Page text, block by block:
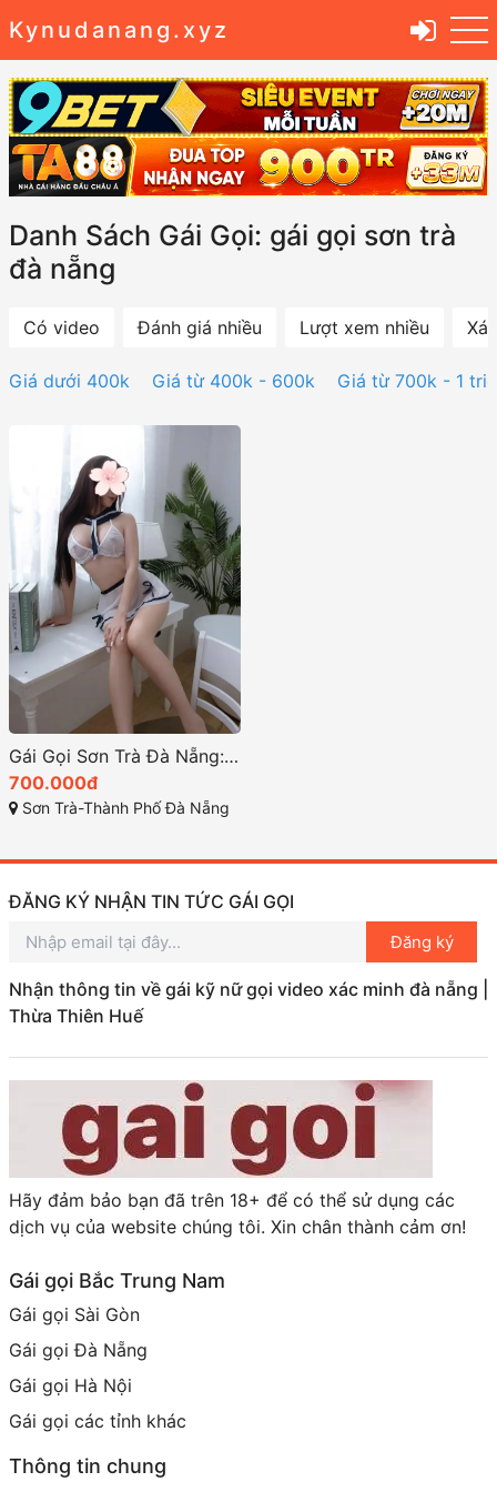
Kynudanang.xyz
Danh Sách Gái Gọi: gái gọi sơn trà
đà nẵng
Có video Đánh giá nhiều Lượt xem nhiều
Giá dưới 400k Giá từ 400k - 600k Giá từ 700k - 1
Gái Gọi Sơn Trà Đà Nẵng: Dịch Vụ Tình Dục Đẳng Cấp
700.000đ
Sơn Trà-Thành Phố Đà Nẵng
ĐĂNG KÝ NHẬN TIN TỨC GÁI GỌI
Đăng ký
Nhận thông tin về gái kỹ nữ gọi video xác minh đà nẵng |
Thừa Thiên Huế
Hãy đảm bảo bạn đã trên 18+ để có thể sử dụng các
dịch vụ của website chúng tôi. Xin chân thành cảm ơn!
Gái gọi Bắc Trung Nam
Gái gọi Sài Gòn
Gái gọi Đà Nẵng
Gái gọi Hà Nội
Gái gọi các tỉnh khác
Thông tin chung